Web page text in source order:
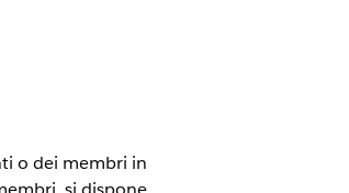
o dei membri in